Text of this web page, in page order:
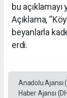
bu
Açıklama,
beyanlarla
Anadolu Ajansı
Haber Ajansı